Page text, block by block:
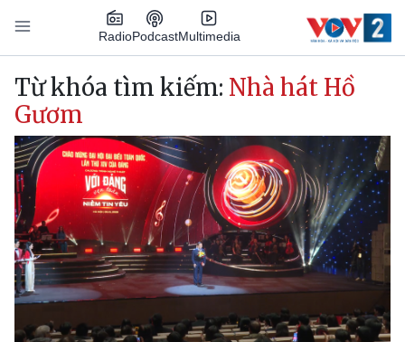
Nhảy đến nội dung
RadioPodcastMultimedia
Main navigation
Từ khóa tìm kiếm: Nhà hát Hồ
Gươm